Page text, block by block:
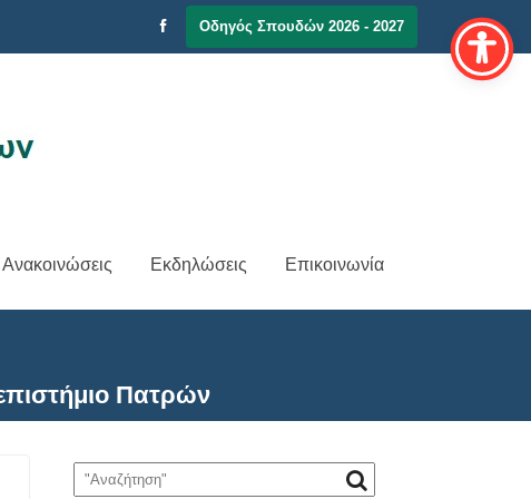
Οδηγός Σπουδών 2026 - 2027
Ανακοινώσεις Εκδηλώσεις Επικοινωνία
Πατρών